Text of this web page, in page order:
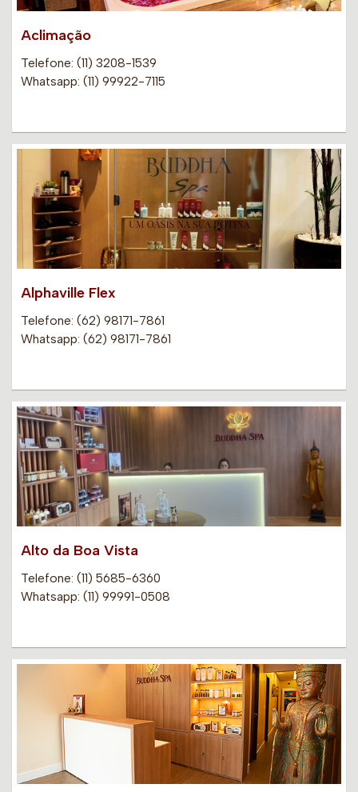
Aclimação
Telefone: (11) 3208-1539
Whatsapp: (11) 99922-7115
Alphaville Flex
Telefone: (62) 98171-7861
Whatsapp: (62) 98171-7861
Alto da Boa Vista
Telefone: (11) 5685-6360
Whatsapp: (11) 99991-0508